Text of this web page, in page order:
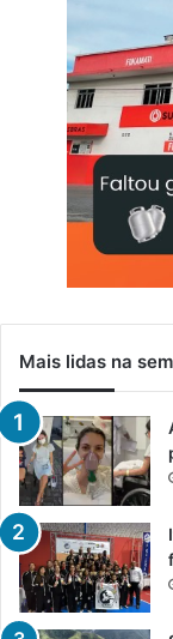
Mais lidas na